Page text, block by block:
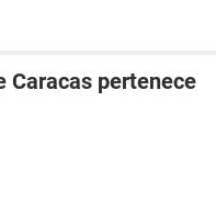
Caracas pertenece